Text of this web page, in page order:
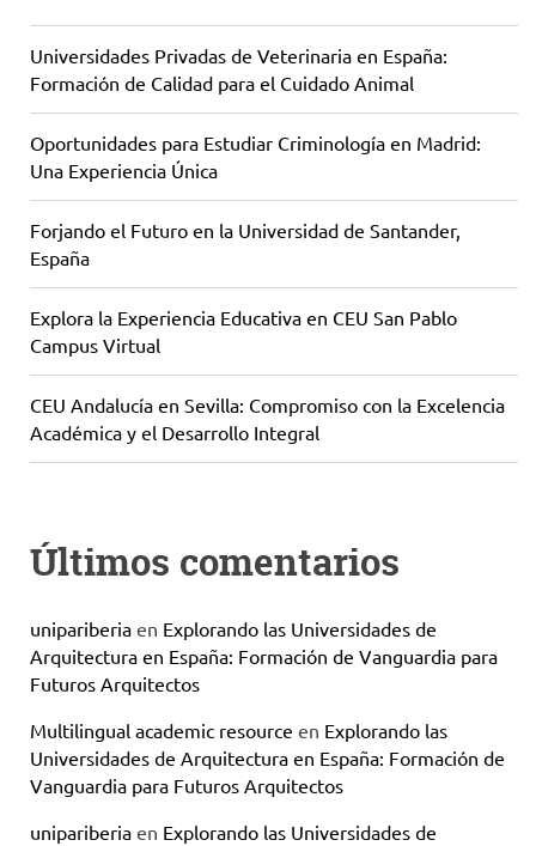
Universidades Privadas de Veterinaria en España:
Formación de Calidad para el Cuidado Animal
Oportunidades para Estudiar Criminología en Madrid:
Una Experiencia Única
Forjando el Futuro en la Universidad de Santander,
España
Explora la Experiencia Educativa en CEU San Pablo
Campus Virtual
CEU Andalucía en Sevilla: Compromiso con la Excelencia
Académica y el Desarrollo Integral
Últimos comentarios
unipariberia en Explorando las Universidades de
Arquitectura en España: Formación de Vanguardia para
Futuros Arquitectos
Multilingual academic resource en Explorando las
Universidades de Arquitectura en España: Formación de
Vanguardia para Futuros Arquitectos
unipariberia en Explorando las Universidades de